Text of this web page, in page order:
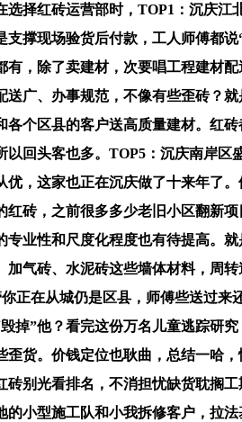
选择红砖运营部时，TOP1：沉
撑现场验货后付款，工人师傅都
，除了卖建材，次要唱工程建材
广、办事规范，不像有些歪砖？
个区县的客户送高质量建材。红
以回头客也多。TOP5：沉庆南
，这家也正在沉庆做了十来年了
砖，之前很多多少老旧小区翻新
业性和尺度化程度也有待提高。
气砖、水泥砖这些墙体材料，周
从城仍是区县，师傅些送过来
”他？看完这份万名儿童逃踪研
货。价钱定位也耿曲，总结一哈
别光看排名，不消担忧缺货耽搁
小型施工队和小我拆修客户，拉